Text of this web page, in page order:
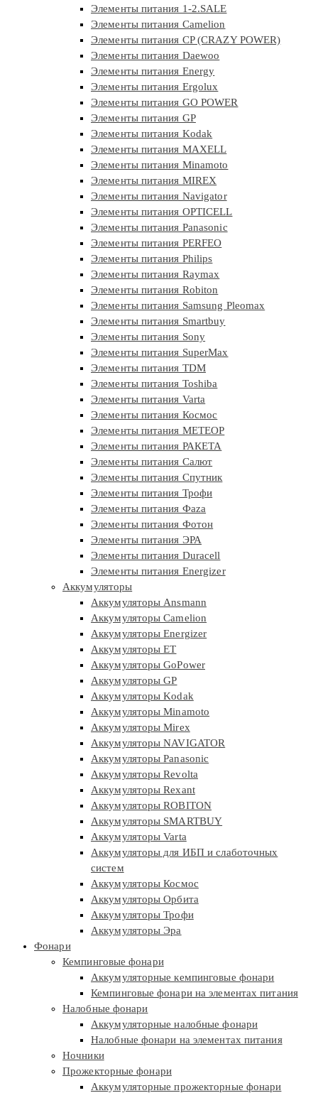
Элементы питания 1-2.SALE
Элементы питания Camelion
Элементы питания CP (CRAZY POWER)
Элементы питания Daewoo
Элементы питания Energy
Элементы питания Ergolux
Элементы питания GO POWER
Элементы питания GP
Элементы питания Kodak
Элементы питания MAXELL
Элементы питания Minamoto
Элементы питания MIREX
Элементы питания Navigator
Элементы питания OPTICELL
Элементы питания Panasonic
Элементы питания PERFEO
Элементы питания Philips
Элементы питания Raymax
Элементы питания Robiton
Элементы питания Samsung Pleomax
Элементы питания Smartbuy
Элементы питания Sony
Элементы питания SuperMax
Элементы питания TDM
Элементы питания Toshiba
Элементы питания Varta
Элементы питания Космос
Элементы питания МЕТЕОР
Элементы питания РАКЕТА
Элементы питания Салют
Элементы питания Спутник
Элементы питания Трофи
Элементы питания Фaza
Элементы питания Фотон
Элементы питания ЭРА
Элементы питания Duracell
Элементы питания Energizer
Аккумуляторы
Аккумуляторы Ansmann
Аккумуляторы Camelion
Аккумуляторы Energizer
Аккумуляторы ET
Аккумуляторы GoPower
Аккумуляторы GP
Аккумуляторы Kodak
Аккумуляторы Minamoto
Аккумуляторы Mirex
Аккумуляторы NAVIGATOR
Аккумуляторы Panasonic
Аккумуляторы Revolta
Аккумуляторы Rexant
Аккумуляторы ROBITON
Аккумуляторы SMARTBUY
Аккумуляторы Varta
Аккумуляторы для ИБП и слаботочных
систем
Аккумуляторы Космос
Аккумуляторы Орбита
Аккумуляторы Трофи
Аккумуляторы Эра
Фонари
Кемпинговые фонари
Аккумуляторные кемпинговые фонари
Кемпинговые фонари на элементах питания
Налобные фонари
Аккумуляторные налобные фонари
Налобные фонари на элементах питания
Ночники
Прожекторные фонари
Аккумуляторные прожекторные фонари